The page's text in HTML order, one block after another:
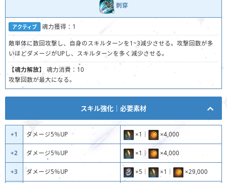
刺穿
アクティブ 魂力獲得：1
敵単体に数回攻撃し、自身のスキルターンを1~3減少させる。攻撃回数が多
いほどダメージがUPし、スキルターンを多く減少させる。
【魂力解放】
魂力消費：10
攻撃回数が最大になる。
スキル強化｜必要素材
+1 ダメージ5％UP ×1｜ ×4,000
+2 ダメージ5％UP ×1｜ ×4,000
+3 ダメージ5％UP ×5｜ ×1｜ ×29,000